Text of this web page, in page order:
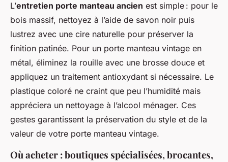
L’entretien porte manteau ancien est simple : pour le
bois massif, nettoyez à l’aide de savon noir puis
lustrez avec une cire naturelle pour préserver la
finition patinée. Pour un porte manteau vintage en
métal, éliminez la rouille avec une brosse douce et
appliquez un traitement antioxydant si nécessaire. Le
plastique coloré ne craint que peu l’humidité mais
appréciera un nettoyage à l’alcool ménager. Ces
gestes garantissent la préservation du style et de la
valeur de votre porte manteau vintage.
Où acheter : boutiques spécialisées, brocantes,